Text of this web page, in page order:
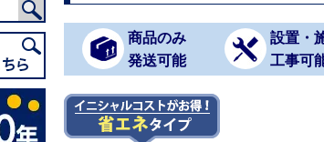
商品のみ
発送可能
設置・
工事可